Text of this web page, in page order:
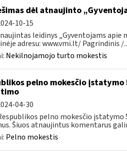
dėl atnaujinto
10-15
leidinys „Gyventojams
adresu: www.vmi.lt/ Pagrindinis /
Nekilnojamojo turto mokestis
pelno mokesčio
04-30
pelno mokesčio
Šiuos atnaujintus komentarus
Pelno mokestis